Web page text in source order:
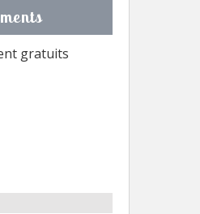
gratuits